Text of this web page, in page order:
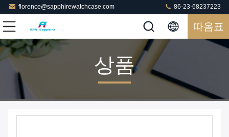
florence@sapphirewatchcase.com 86-23-68237223
따옴표
상품